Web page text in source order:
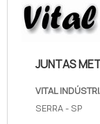
kaelved.
know-how
JUNTAS
VITAL
SERRA - SP